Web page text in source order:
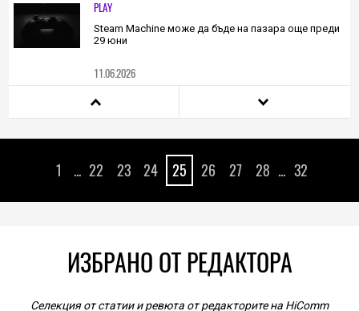
PLAY
Steam Machine може да бъде на пазара още преди
29 юни
11.06.2026
TECH
11.06.2026
11.06.2026
1 ... 22 23 24 25 26 27 28 ... 32
ИЗБРАНО ОТ РЕДАКТОРА
Селекция от статии и ревюта от редакторите на HiComm